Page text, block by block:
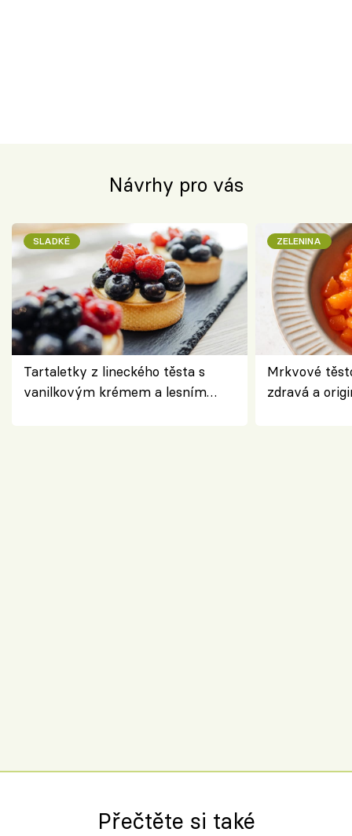
Návrhy pro vás
SLADKÉ
Tartaletky z lineckého těsta s
vanilkovým krémem a lesním
ZELENINA
Mrkvové
zdravá a
Přečtěte si také